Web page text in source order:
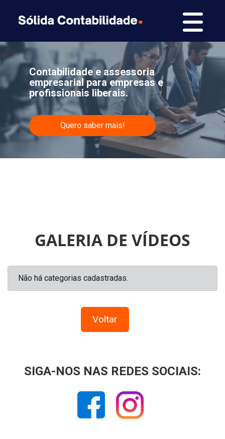
Contabilidade e assessoria
empresarial para empresas e
profissionais liberais.
Quero saber mais!
GALERIA DE VÍDEOS
Não há categorias cadastradas.
Voltar
SIGA-NOS NAS REDES SOCIAIS: